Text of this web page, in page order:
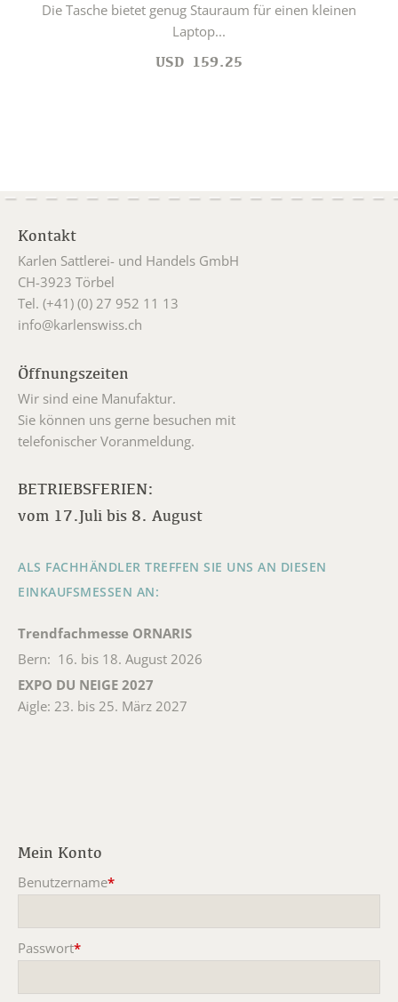
Die Tasche bietet genug Stauraum für einen kleinen
Laptop...
USD 159.25
Kontakt
Karlen Sattlerei- und Handels GmbH
CH-3923 Törbel
Tel. (+41) (0) 27 952 11 13
info@karlenswiss.ch
Öffnungszeiten
Wir sind eine Manufaktur.
Sie können uns gerne besuchen mit
telefonischer Voranmeldung.
BETRIEBSFERIEN:
vom 17.Juli bis 8. August
ALS FACHHÄNDLER TREFFEN SIE UNS AN DIESEN
EINKAUFSMESSEN AN:
Trendfachmesse ORNARIS
Bern: 16. bis 18. August 2026
EXPO DU NEIGE 2027
Aigle: 23. bis 25. März 2027
Mein Konto
Benutzername*
Passwort*